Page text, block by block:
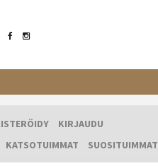
KIRJAUDU
KATSOTUIMMAT SUOSITUIMMAT